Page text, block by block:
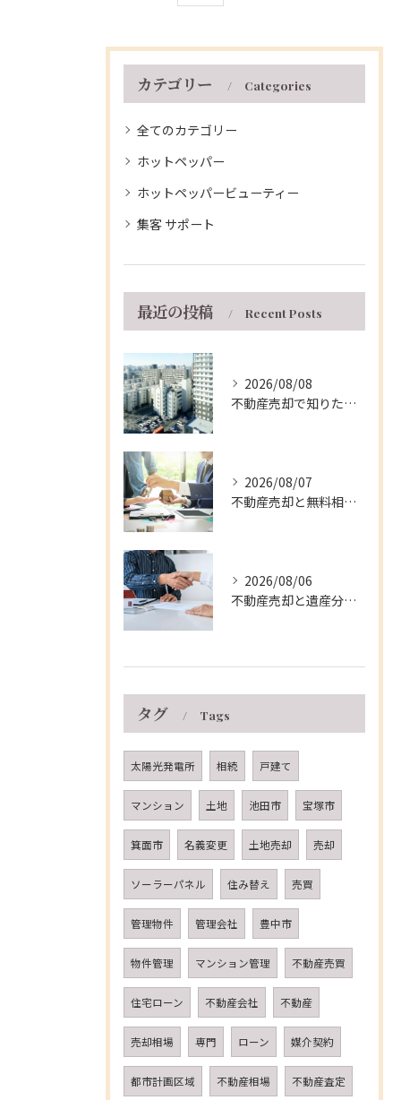
カテゴリー Categories
全てのカテゴリー
ホットペッパー
ホットペッパービューティー
集客 サポート
最近の投稿 Recent Posts
2026/08/08
不動産売却で知りたい兵庫県伊丹市マンションの手取り額と5年ルールの活用法
2026/08/07
不動産売却と無料相談を兵庫県伊丹市で安心して進める窓口・支援制度の徹底ガイド
2026/08/06
不動産売却と遺産分割を兵庫県伊丹市で円滑に進める実践的な手順と注意点
タグ Tags
太陽光発電所 相続 戸建て
マンション 土地 池田市 宝塚市
箕面市 名義変更 土地売却 売却
ソーラーパネル 住み替え 売買
管理物件 管理会社 豊中市
物件管理 マンション管理 不動産売買
住宅ローン 不動産会社 不動産
売却相場 専門 ローン 媒介契約
都市計画区域 不動産相場 不動産査定